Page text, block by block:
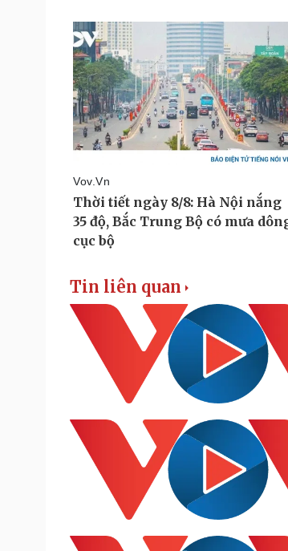
Tin liên quan